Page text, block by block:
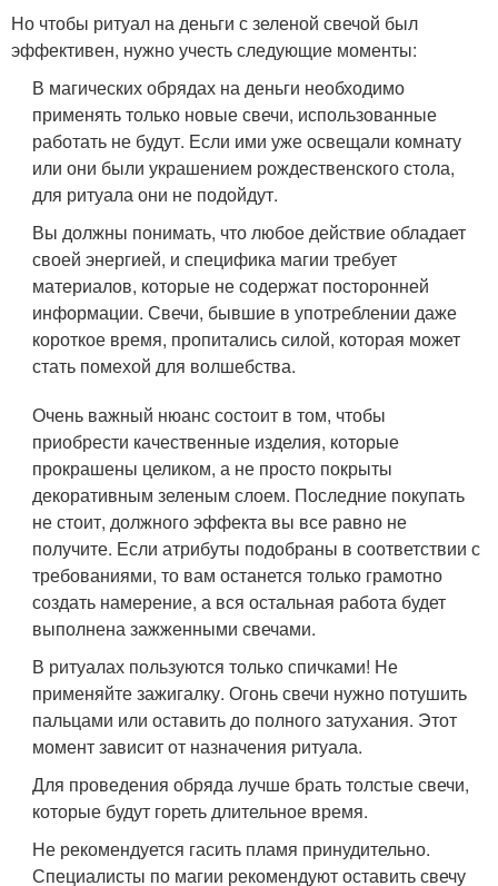
Но чтобы ритуал на деньги с зеленой свечой был
эффективен, нужно учесть следующие моменты:
В магических обрядах на деньги необходимо
применять только новые свечи, использованные
работать не будут. Если ими уже освещали комнату
или они были украшением рождественского стола,
для ритуала они не подойдут.
Вы должны понимать, что любое действие обладает
своей энергией, и специфика магии требует
материалов, которые не содержат посторонней
информации. Свечи, бывшие в употреблении даже
короткое время, пропитались силой, которая может
стать помехой для волшебства.
Очень важный нюанс состоит в том, чтобы
приобрести качественные изделия, которые
прокрашены целиком, а не просто покрыты
декоративным зеленым слоем. Последние покупать
не стоит, должного эффекта вы все равно не
получите. Если атрибуты подобраны в соответствии с
требованиями, то вам останется только грамотно
создать намерение, а вся остальная работа будет
выполнена зажженными свечами.
В ритуалах пользуются только спичками! Не
применяйте зажигалку. Огонь свечи нужно потушить
пальцами или оставить до полного затухания. Этот
момент зависит от назначения ритуала.
Для проведения обряда лучше брать толстые свечи,
которые будут гореть длительное время.
Не рекомендуется гасить пламя принудительно.
Специалисты по магии рекомендуют оставить свечу